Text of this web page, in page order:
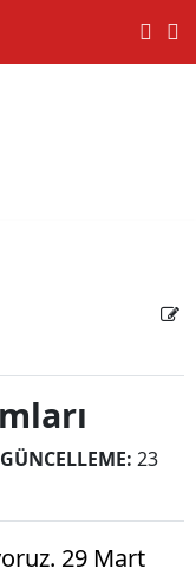
GÜNCELLEME: 23
29 Mart